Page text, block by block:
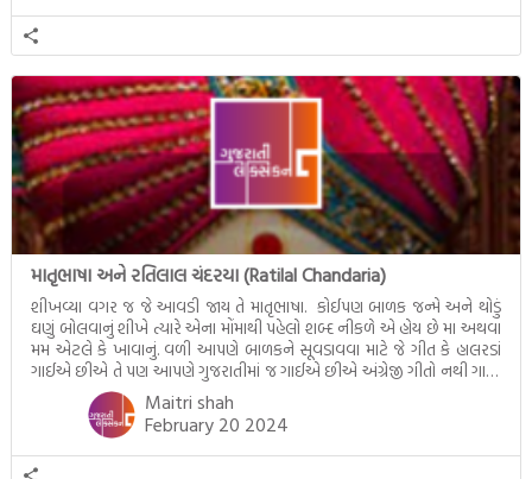
માતૃભાષા અને રતિલાલ ચંદરયા (Ratilal Chandaria)
શીખવ્યા વગર જ જે આવડી જાય તે માતૃભાષા. કોઈપણ બાળક જન્મે અને થોડું
ઘણું બોલવાનું શીખે ત્યારે એના મોંમાથી પહેલો શબ્દ નીકળે એ હોય છે મા અથવા
મમ એટલે કે ખાવાનું. વળી આપણે બાળકને સૂવડાવવા માટે જે ગીત કે હાલરડાં
ગાઈએ છીએ તે પણ આપણે ગુજરાતીમાં જ ગાઈએ છીએ અંગ્રેજી ગીતો નથી ગાતા.
આમ બાળકને […]
Maitri shah
February 20 2024